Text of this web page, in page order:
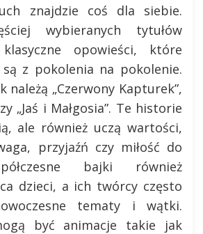
znajdzie coś dla siebie.
wybieranych tytułów
opowieści, które
są z pokolenia na pokolenie.
należą „Czerwony Kapturek”,
„Jaś i Małgosia”. Te historie
ale również uczą wartości,
przyjaźń czy miłość do
bajki również
dzieci, a ich twórcy często
tematy i wątki.
być animacje takie jak